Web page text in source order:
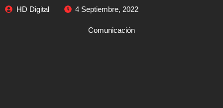
HD Digital 4 Septiembre, 2022
Comunicación